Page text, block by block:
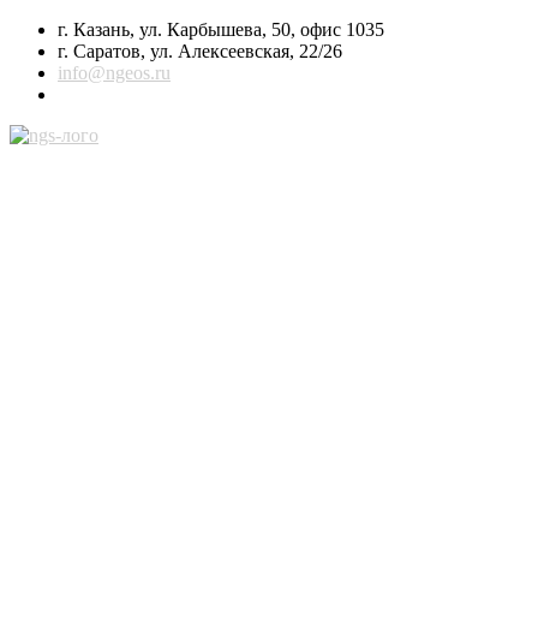
г. Казань, ул. Карбышева, 50, офис 1035
г. Саратов, ул. Алексеевская, 22/26
info@ngeos.ru